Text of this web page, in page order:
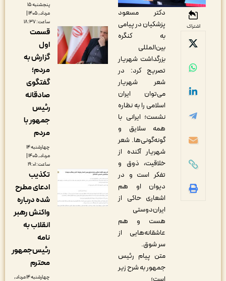
دکتر مسعود
پزشکیان در پیامی
به کنگره
بین‌‌المللی
بزرگداشت شهریار
تصریح کرد: در
شعر شهریار
می‌توان ایران
اسلامی را به نظاره
نشست؛ ایرانی با
همه سلایق و
گونه‌گونی‌ها. شعر
شهریار آکنده از
خلاقیت، ذوق و
تفکر است و در
دیوان او هم
اشعاری حاکی از
ایران‌دوستی
هست و هم
عاشقانه‌هایی از
سر شوق.
متن پیام رئیس
جمهور به شرح زیر
پنجشنبه ۱۵
مرداد, ۱۴۰۵ |
قسمت
اول
گزارش به
گفتگوی
صادقانه
جمهور با
چهارشنبه ۱۴
مرداد, ۱۴۰۵ |
تکذیب
ادعای مطرح
شده درباره
واکنش رهبر
انقلاب به
رئیس‌جمهور
چهارشنبه ۱۴ مرداد,